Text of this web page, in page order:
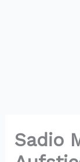
Sadio